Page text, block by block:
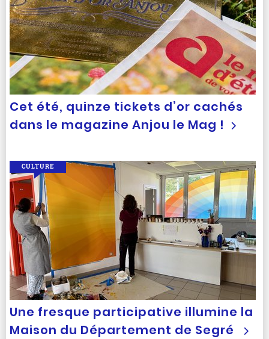
Cet été, quinze tickets d’or cachés
dans le magazine Anjou le Mag !
Une fresque participative illumine la
Maison du Département de Segré
CULTURE